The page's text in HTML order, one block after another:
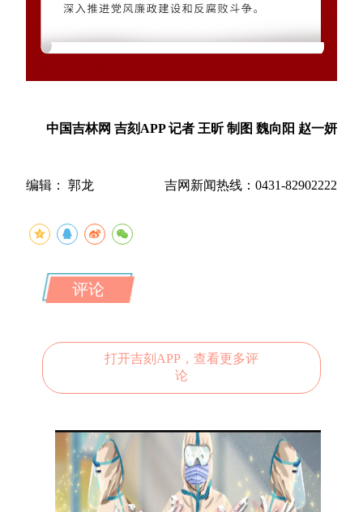
中国吉林网 吉刻APP 记者 王昕 制图 魏向阳 赵一妍
编辑： 郭龙 吉网新闻热线：0431-82902222
评论
打开吉刻APP，查看更多评
论